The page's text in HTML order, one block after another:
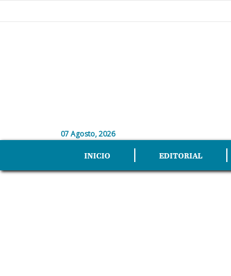
07 Agosto, 2026
INICIO EDITORIAL